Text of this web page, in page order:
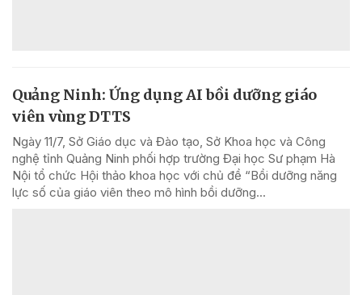
Quảng Ninh: Ứng dụng AI bồi dưỡng giáo
viên vùng DTTS
Ngày 11/7, Sở Giáo dục và Đào tạo, Sở Khoa học và Công
nghệ tỉnh Quảng Ninh phối hợp trường Đại học Sư phạm Hà
Nội tổ chức Hội thảo khoa học với chủ đề “Bồi dưỡng năng
lực số của giáo viên theo mô hình bồi dưỡng...